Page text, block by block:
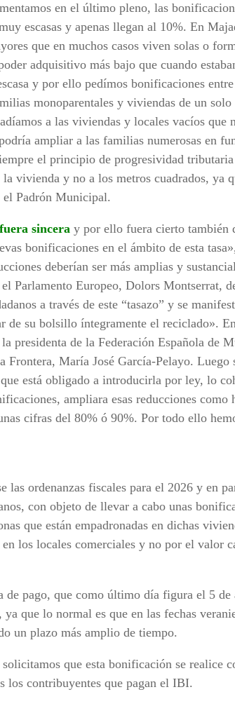
en el último pleno, las
escasas y apenas llegan al 10%. En
que en muchos casos viven solas o
adquisitivo más bajo que cuando
y por ello pedímos bonificaciones
monoparentales y viviendas de un solo
a las viviendas y locales vacíos que
ampliar a las familias numerosas en
el principio de progresividad
vivienda y no a los metros cuadrados, ya
el Padrón Municipal.
sincera y por ello fuera cierto también
bonificaciones en el ámbito de esta
deberían ser más amplias y
Parlamento Europeo, Dolors Montserrat,
a través de este “tasazo” y se
de su bolsillo íntegramente el reciclado».
presidenta de la Federación Española de
Frontera, María José García-Pelayo.
está obligado a introducirla por ley, lo
ampliara esas reducciones como
cifras del 80% ó 90%. Por todo ello
las ordenanzas fiscales para el 2026 y en
con objeto de llevar a cabo unas
que están empadronadas en dichas
los locales comerciales y no por el valor
de pago, que como último día figura el 5 de
que lo normal es que en las fechas
un plazo más amplio de tiempo.
que esta bonificación se realice
los contribuyentes que pagan el IBI.